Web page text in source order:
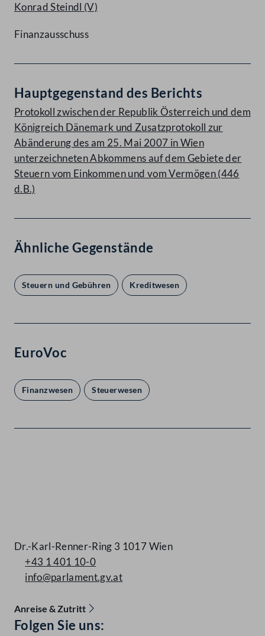
Accessibility Menu anzeigen
Konrad Steindl (V)
Finanzausschuss
Hauptgegenstand des Berichts
Protokoll zwischen der Republik Österreich und dem
Königreich Dänemark und Zusatzprotokoll zur
Abänderung des am 25. Mai 2007 in Wien
unterzeichneten Abkommens auf dem Gebiete der
Steuern vom Einkommen und vom Vermögen (446
d.B.)
Ähnliche Gegenstände
Steuern und Gebühren Kreditwesen
EuroVoc
Finanzwesen Steuerwesen
Dr.-Karl-Renner-Ring 3 1017 Wien
+43 1 401 10-0
info@parlament.gv.at
Anreise & Zutritt
Folgen Sie uns: